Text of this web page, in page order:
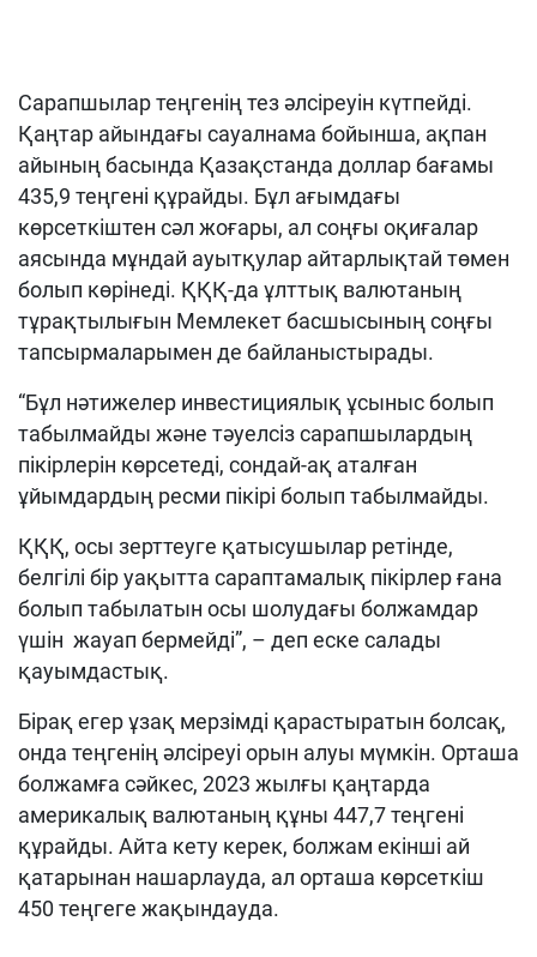
Сарапшылар теңгенің тез әлсіреуін күтпейді.
Қаңтар айындағы сауалнама бойынша, ақпан
айының басында Қазақстанда доллар бағамы
435,9 теңгені құрайды. Бұл ағымдағы
көрсеткіштен сәл жоғары, ал соңғы оқиғалар
аясында мұндай ауытқулар айтарлықтай төмен
болып көрінеді. ҚҚҚ-да ұлттық валютаның
тұрақтылығын Мемлекет басшысының соңғы
тапсырмаларымен де байланыстырады.
“Бұл нәтижелер инвестициялық ұсыныс болып
табылмайды және тәуелсіз сарапшылардың
пікірлерін көрсетеді, сондай-ақ аталған
ұйымдардың ресми пікірі болып табылмайды.
ҚҚҚ, осы зерттеуге қатысушылар ретінде,
белгілі бір уақытта сараптамалық пікірлер ғана
болып табылатын осы шолудағы болжамдар
үшін жауап бермейді”, – деп еске салады
қауымдастық.
Бірақ егер ұзақ мерзімді қарастыратын болсақ,
онда теңгенің әлсіреуі орын алуы мүмкін. Орташа
болжамға сәйкес, 2023 жылғы қаңтарда
америкалық валютаның құны 447,7 теңгені
құрайды. Айта кету керек, болжам екінші ай
қатарынан нашарлауда, ал орташа көрсеткіш
450 теңгеге жақындауда.